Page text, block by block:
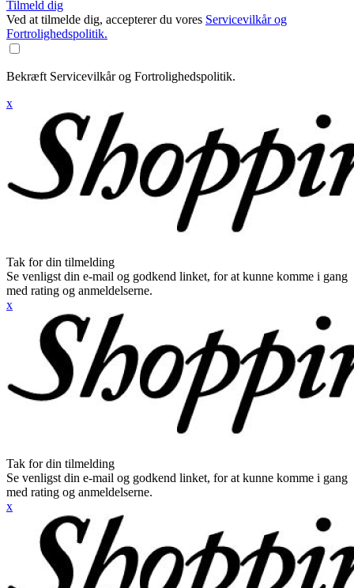
Tilmeld dig
Ved at tilmelde dig, accepterer du vores Servicevilkår og
Fortrolighedspolitik.
Bekræft Servicevilkår og Fortrolighedspolitik.
x
Tak for din tilmelding
Se venligst din e-mail og godkend linket, for at kunne komme i gang
med rating og anmeldelserne.
x
Tak for din tilmelding
Se venligst din e-mail og godkend linket, for at kunne komme i gang
med rating og anmeldelserne.
x